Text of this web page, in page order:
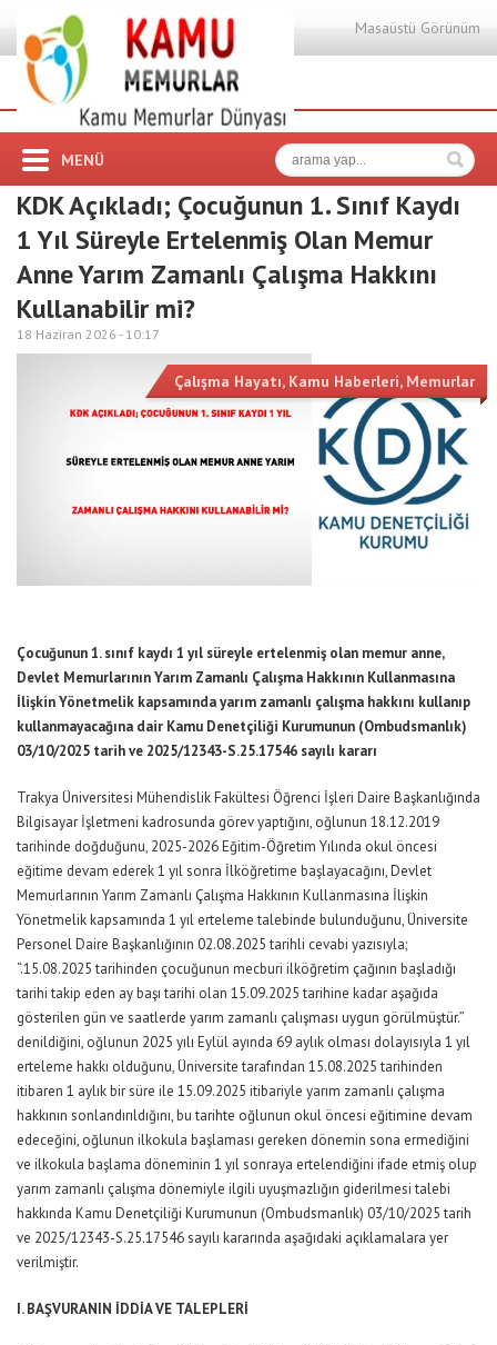
Masaüstü Görünüm
MENÜ
KDK Açıkladı; Çocuğunun 1. Sınıf Kaydı
1 Yıl Süreyle Ertelenmiş Olan Memur
Anne Yarım Zamanlı Çalışma Hakkını
Kullanabilir mi?
18 Haziran 2026 - 10:17
Çalışma Hayatı, Kamu Haberleri, Memurlar
Çocuğunun 1. sınıf kaydı 1 yıl süreyle ertelenmiş olan memur anne,
Devlet Memurlarının Yarım Zamanlı Çalışma Hakkının Kullanmasına
İlişkin Yönetmelik kapsamında yarım zamanlı çalışma hakkını kullanıp
kullanmayacağına dair Kamu Denetçiliği Kurumunun (Ombudsmanlık)
03/10/2025 tarih ve 2025/12343-S.25.17546 sayılı kararı
Trakya Üniversitesi Mühendislik Fakültesi Öğrenci İşleri Daire Başkanlığında
Bilgisayar İşletmeni kadrosunda görev yaptığını, oğlunun 18.12.2019
tarihinde doğduğunu, 2025-2026 Eğitim-Öğretim Yılında okul öncesi
eğitime devam ederek 1 yıl sonra İlköğretime başlayacağını, Devlet
Memurlarının Yarım Zamanlı Çalışma Hakkının Kullanmasına İlişkin
Yönetmelik kapsamında 1 yıl erteleme talebinde bulunduğunu, Üniversite
Personel Daire Başkanlığının 02.08.2025 tarihli cevabi yazısıyla;
“.15.08.2025 tarihinden çocuğunun mecburi ilköğretim çağının başladığı
tarihi takip eden ay başı tarihi olan 15.09.2025 tarihine kadar aşağıda
gösterilen gün ve saatlerde yarım zamanlı çalışması uygun görülmüştür.”
denildiğini, oğlunun 2025 yılı Eylül ayında 69 aylık olması dolayısıyla 1 yıl
erteleme hakkı olduğunu, Üniversite tarafından 15.08.2025 tarihinden
itibaren 1 aylık bir süre ile 15.09.2025 itibariyle yarım zamanlı çalışma
hakkının sonlandırıldığını, bu tarihte oğlunun okul öncesi eğitimine devam
edeceğini, oğlunun ilkokula başlaması gereken dönemin sona ermediğini
ve ilkokula başlama döneminin 1 yıl sonraya ertelendiğini ifade etmiş olup
yarım zamanlı çalışma dönemiyle ilgili uyuşmazlığın giderilmesi talebi
hakkında Kamu Denetçiliği Kurumunun (Ombudsmanlık) 03/10/2025 tarih
ve 2025/12343-S.25.17546 sayılı kararında aşağıdaki açıklamalara yer
verilmiştir.
I. BAŞVURANIN İDDİA VE TALEPLERİ